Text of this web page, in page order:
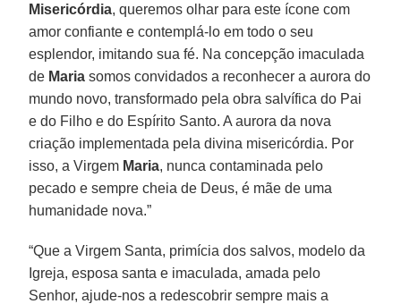
Misericórdia, queremos olhar para este ícone com
amor confiante e contemplá-lo em todo o seu
esplendor, imitando sua fé. Na concepção imaculada
de Maria somos convidados a reconhecer a aurora do
mundo novo, transformado pela obra salvífica do Pai
e do Filho e do Espírito Santo. A aurora da nova
criação implementada pela divina misericórdia. Por
isso, a Virgem Maria, nunca contaminada pelo
pecado e sempre cheia de Deus, é mãe de uma
humanidade nova.”
“Que a Virgem Santa, primícia dos salvos, modelo da
Igreja, esposa santa e imaculada, amada pelo
Senhor, ajude-nos a redescobrir sempre mais a